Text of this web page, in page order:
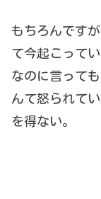
もちろんです
て今起こって
なのに言って
んて怒られて
を得ない。